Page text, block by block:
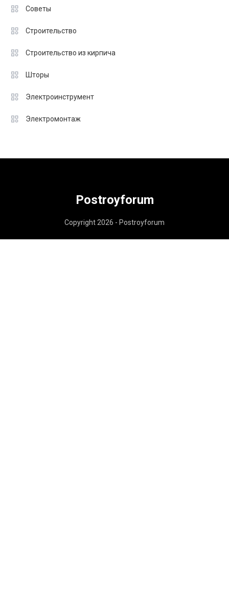
Советы
Строительство
Строительство из кирпича
Шторы
Электроинструмент
Электромонтаж
Postroyforum
Copyright 2026 - Postroyforum